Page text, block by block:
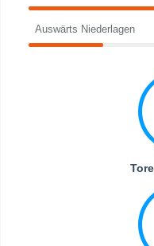
Auswärts Niederlagen